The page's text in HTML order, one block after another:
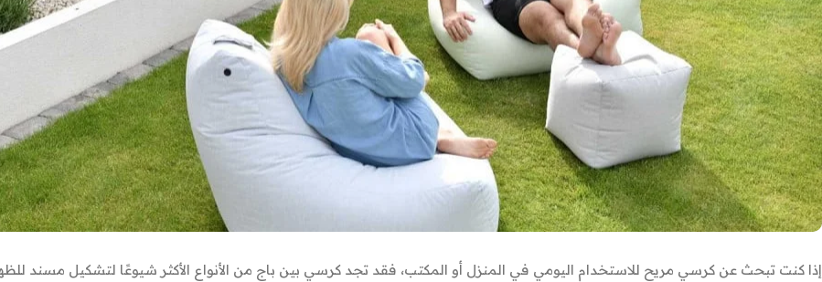
إذا كنت تبحث عن كرسي مريح للاستخدام اليومي في المنزل أو المكتب، فقد تجد كرسي بين باج من الأنواع الأكثر شيوعًا لتشكيل مسند